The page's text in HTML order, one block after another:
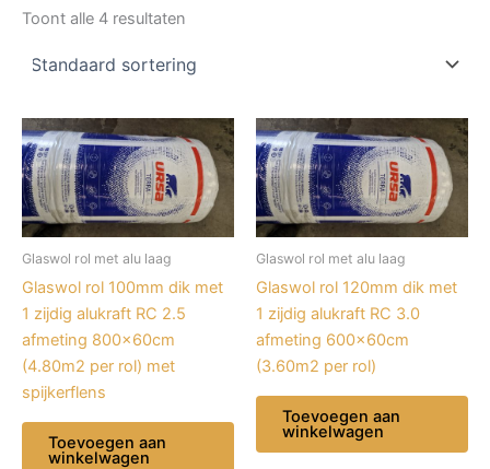
Toont alle 4 resultaten
Glaswol rol met alu laag
Glaswol rol 100mm dik met
1 zijdig alukraft RC 2.5
afmeting 800x60cm
(4.80m2 per rol) met
spijkerflens
Toevoegen aan
winkelwagen
Glaswol rol met alu laag
Glaswol rol 120mm dik met
1 zijdig alukraft RC 3.0
afmeting 600x60cm
(3.60m2 per rol)
Toevoegen aan
winkelwagen